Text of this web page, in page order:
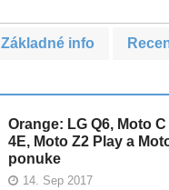
Základné info
Orange: LG Q6, Moto
4E, Moto Z2 Play a
ponuke
14. Sep 2017